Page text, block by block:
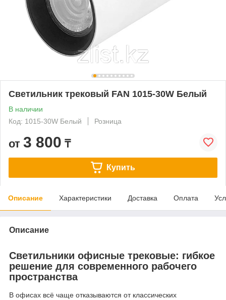
Светильник трековый FAN 1015-30W Белый
В наличии
Код: 1015-30W Белый
Розница
от 3 800 ₸
Купить
Описание Характеристики Доставка Оплата
Описание
Светильники офисные трековые: гибкое
решение для современного рабочего
пространства
В офисах всё чаще отказываются от классических